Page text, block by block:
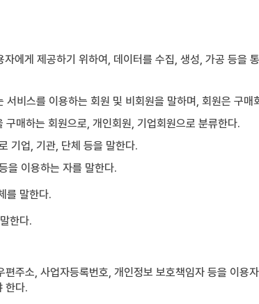
에게 제공하기 위하여, 데이터를 수집, 생성, 가공 등을
비스를 이용하는 회원 및 비회원을 말하며, 회원은 구매
매하는 회원으로, 개인회원, 기업회원으로 분류한다.
기업, 기관, 단체 등을 말한다.
을 이용하는 자를 말한다.
를 말한다.
한다.
주소, 사업자등록번호, 개인정보 보호책임자 등을 이용
한다.